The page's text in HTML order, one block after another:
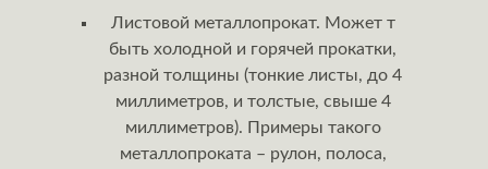
Листовой металлопрокат. Может т
быть холодной и горячей прокатки,
разной толщины (тонкие листы, до 4
миллиметров, и толстые, свыше 4
миллиметров). Примеры такого
металлопроката – рулон, полоса,